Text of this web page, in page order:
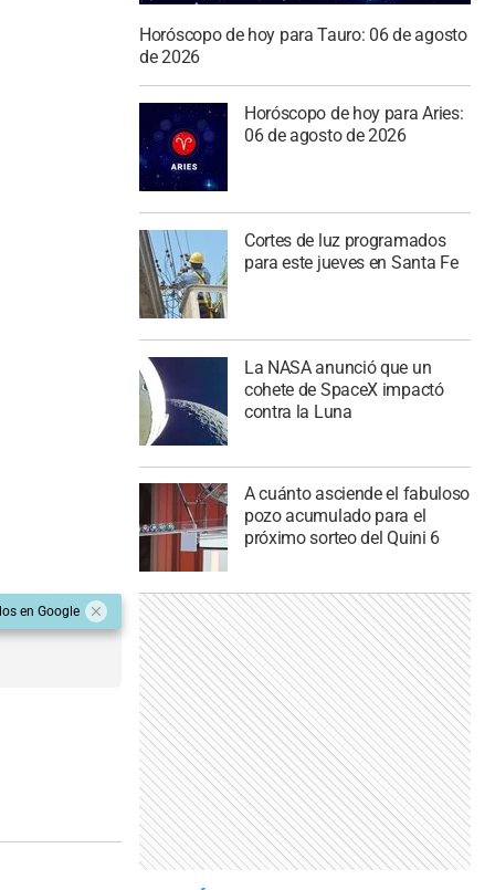
en Google
Horóscopo de hoy para Tauro: 06 de agosto
de 2026
Horóscopo de hoy para Aries:
06 de agosto de 2026
Cortes de luz programados
para este jueves en Santa Fe
La NASA anunció que un
cohete de SpaceX impactó
contra la Luna
A cuánto asciende el fabuloso
pozo acumulado para el
próximo sorteo del Quini 6